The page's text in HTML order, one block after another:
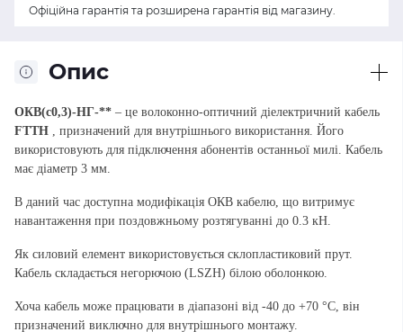
Опис
ОКВ(c0,3)-НГ-** – це волоконно-оптичний діелектричний кабель
FTTH , призначений для внутрішнього використання. Його
використовують для підключення абонентів останньої милі. Кабель
має діаметр 3 мм.
В даний час доступна модифікація ОКВ кабелю, що витримує
навантаження при поздовжньому розтягуванні до 0.3 кН.
Як силовий елемент використовується склопластиковий прут.
Кабель складається негорючою (LSZH) білою оболонкою.
Хоча кабель може працювати в діапазоні від -40 до +70 °C, він
призначений виключно для внутрішнього монтажу.
Офіційна гарантія та розширена гарантія від магазину.